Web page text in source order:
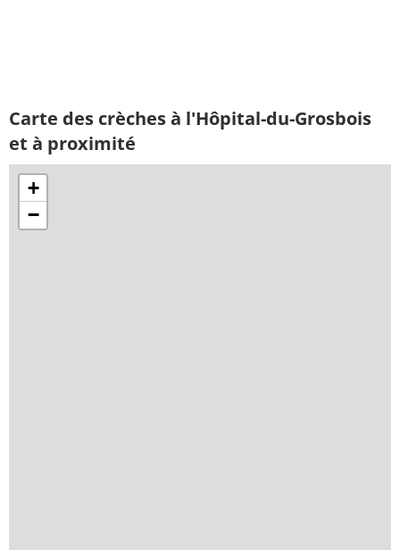
Carte des crèches à l'Hôpital-du-Grosbois
et à proximité
+
−